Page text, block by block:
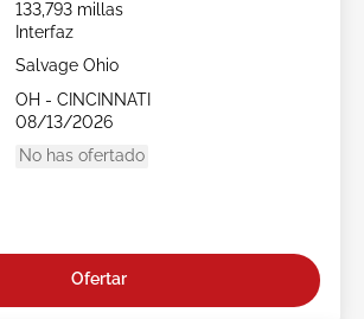
133,793 millas
Interfaz
Salvage Ohio
OH - CINCINNATI
08/13/2026
No has ofertado
Ofertar